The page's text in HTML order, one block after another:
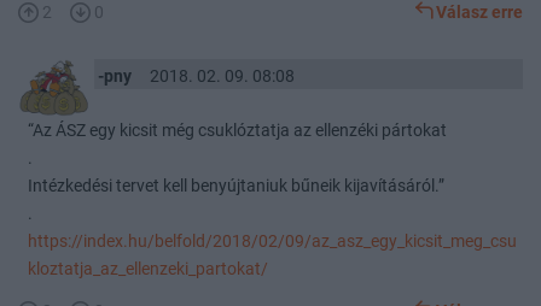
2 0 Válasz erre
-pny 2018. 02. 09. 08:08
“Az ÁSZ egy kicsit még csuklóztatja az ellenzéki pártokat
.
Intézkedési tervet kell benyújtaniuk bűneik kijavításáról.”
.
https://index.hu/belfold/2018/02/09/az_asz_egy_kicsit_meg_csu
kloztatja_az_ellenzeki_partokat/